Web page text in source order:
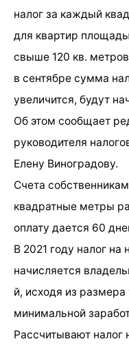
налог за каждый
для квартир
свыше 120 кв.
в сентябре сумма
увеличится, будут
Об этом сообщает
руководителя
Елену Виноградову.
Счета
квадратные метры
оплату дается 60
В 2021 году налог
начисляется
й, исходя из размера
минимальной
Рассчитывают налог